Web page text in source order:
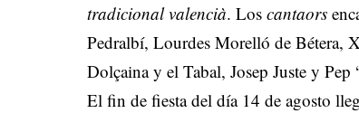
tradicional valencià. Loscantaors
Pedralbí, Lourdes Morelló de Bétera,
Dolçaina y el Tabal, Josep Juste y Pep
El fin de fiesta del día 14 de agosto